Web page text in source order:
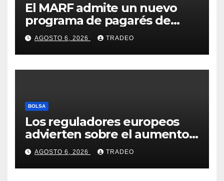
El MARF admite un nuevo
programa de pagarés de
Seresco por 20 millones de
euros
AGOSTO 6, 2026 TRADEO
BOLSA
Los reguladores europeos
advierten sobre el aumento
del fraude con criptos tras la
llegada de MiCA
AGOSTO 6, 2026 TRADEO